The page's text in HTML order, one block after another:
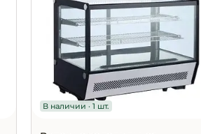
В наличии · 1 шт.